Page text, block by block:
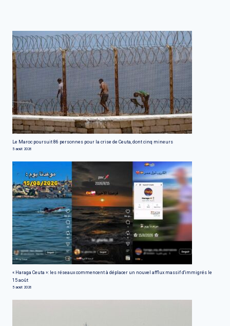
Le Maroc poursuit 86 personnes pour la crise de Ceuta, dont cinq mineurs
5 août 2026
« Haraga Ceuta »: les réseaux commencent à déplacer un nouvel afflux massif d'immigrés le
15 août
5 août 2026